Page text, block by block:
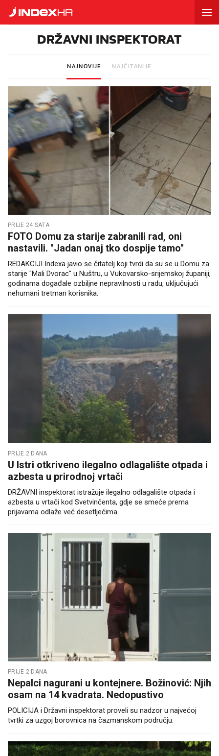
DRŽAVNI INSPEKTORAT
NAJNOVIJE NAJČITANIJE
PRIJE 24 SATA
FOTO Domu za starije zabranili rad, oni
nastavili. "Jadan onaj tko dospije tamo"
REDAKCIJI Indexa javio se čitatelj koji tvrdi da su se u Domu za
starije "Mali Dvorac" u Nuštru, u Vukovarsko-srijemskoj županiji,
godinama događale ozbiljne nepravilnosti u radu, uključujući
nehumani tretman korisnika.
PRIJE 2 DANA
U Istri otkriveno ilegalno odlagalište otpada i
azbesta u prirodnoj vrtači
DRŽAVNI inspektorat istražuje ilegalno odlagalište otpada i
azbesta u vrtači kod Svetvinčenta, gdje se smeće prema
prijavama odlaže već desetljećima.
PRIJE 2 DANA
Nepalci nagurani u kontejnere. Božinović: Njih
osam na 14 kvadrata. Nedopustivo
POLICIJA i Državni inspektorat proveli su nadzor u najvećoj
tvrtki za uzgoj borovnica na čazmanskom području.